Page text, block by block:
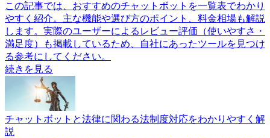
この記事では、おすすめのチャットボットを一覧表でわかり
やすく紹介。主な機能や選び方のポイント、料金相場も解説
します。実際のユーザーによるレビュー評価（使いやすさ・
満足度）も掲載しているため、自社にあったツールを見つけ
る参考にしてください。
続きを見る
チャットボットと法律に関わる法制度対応をわかりやすく解
説